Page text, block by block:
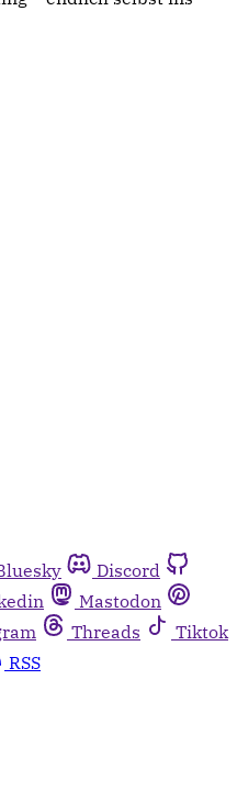
Discord
Mastodon
Threads
Tiktok
RSS